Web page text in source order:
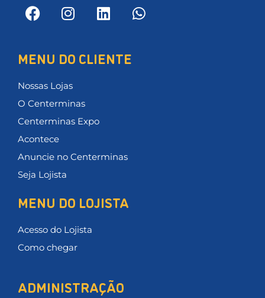
MENU DO CLIENTE
Nossas Lojas
O Centerminas
Centerminas Expo
Acontece
Anuncie no Centerminas
Seja Lojista
MENU DO LOJISTA
Acesso do Lojista
Como chegar
ADMINISTRAÇÃO